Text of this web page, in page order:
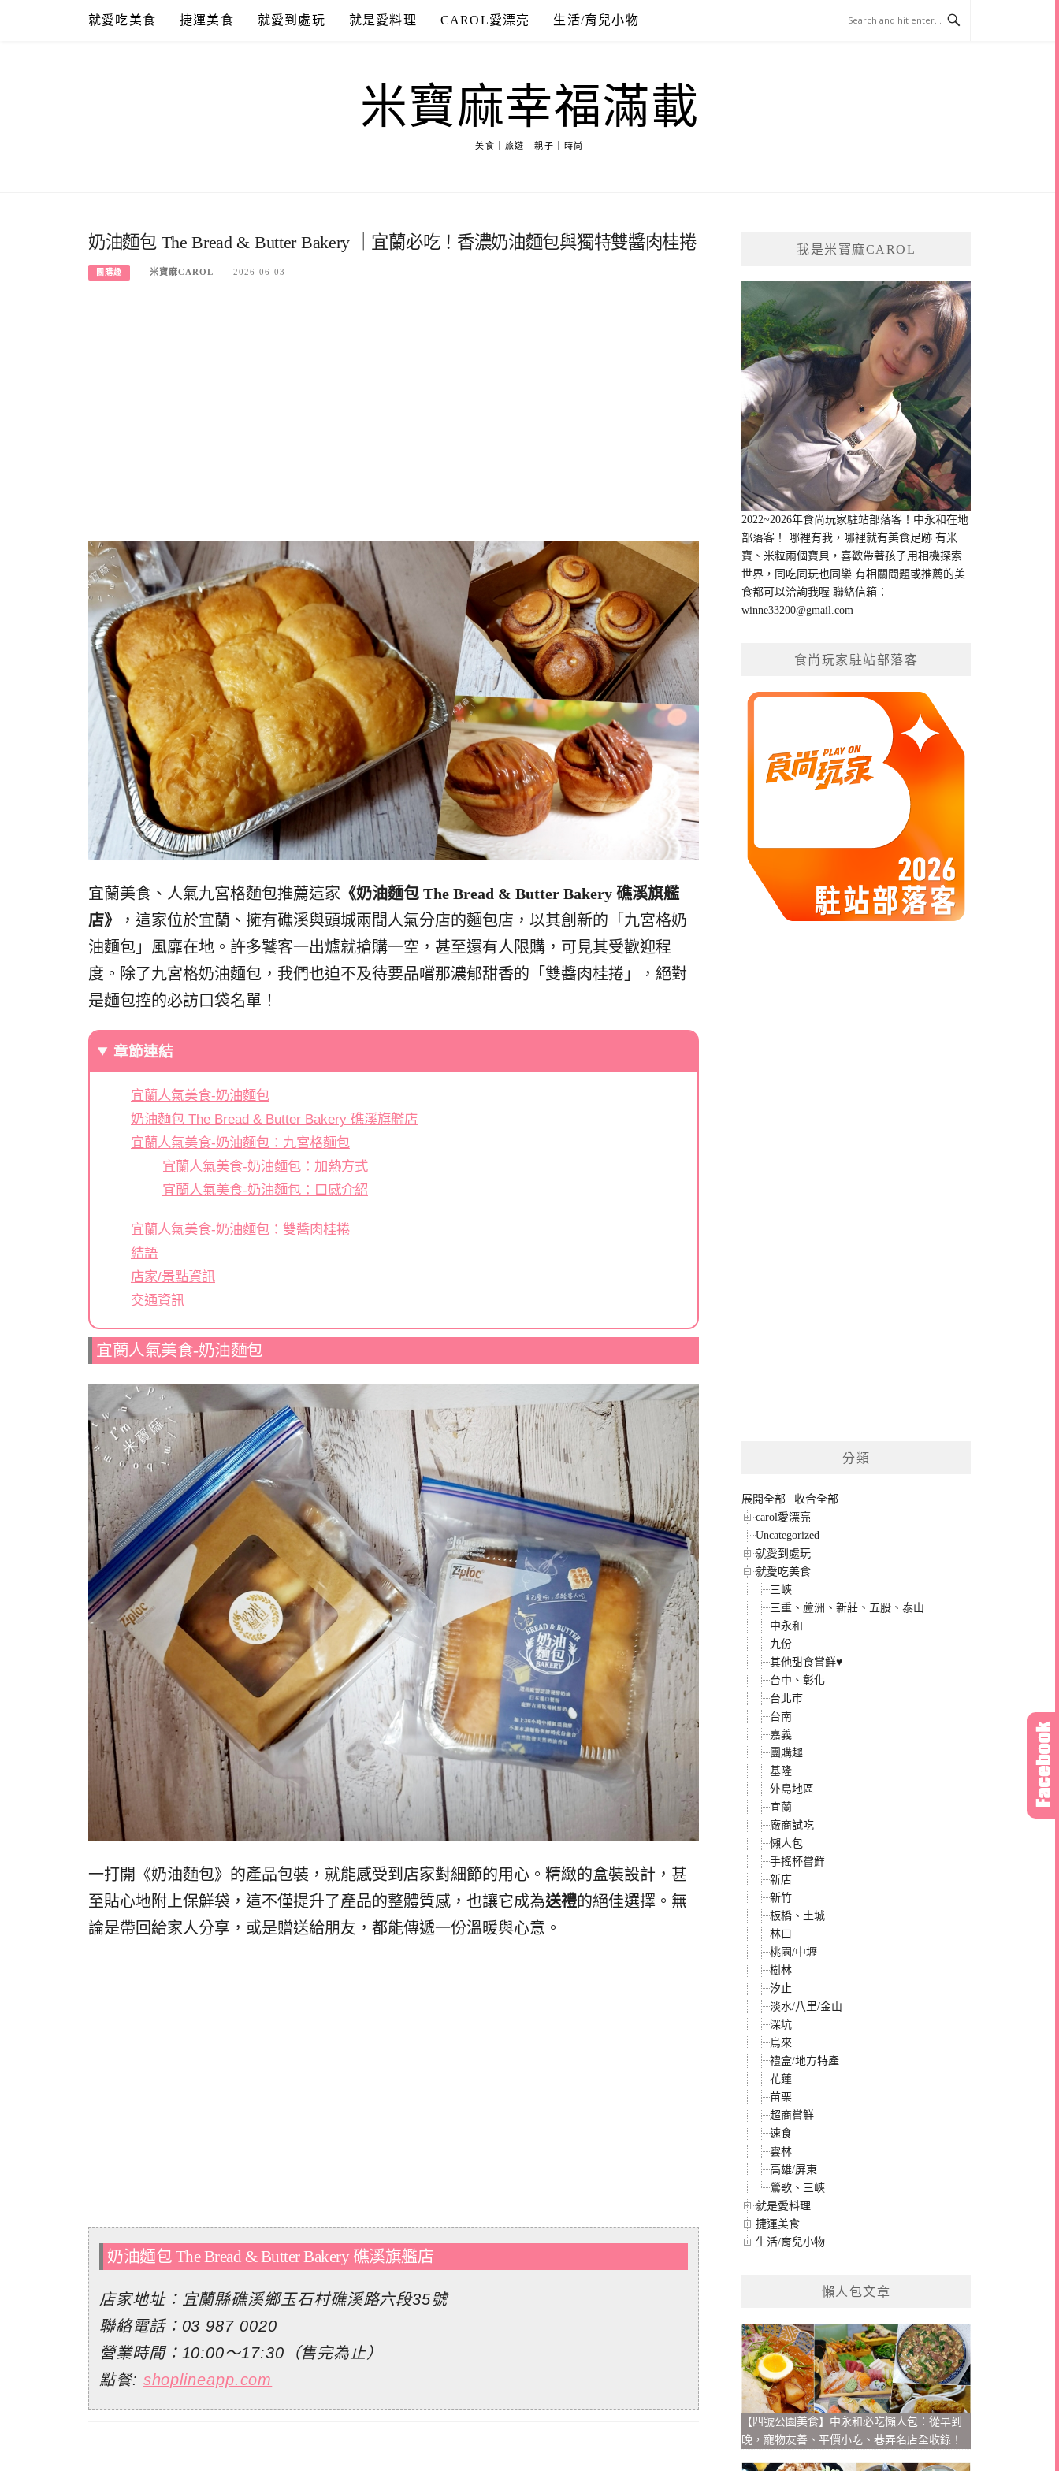
就愛吃美食 捷運美食 就愛到處玩 就是愛料理 CAROL愛漂亮 生活/育兒小物
米寶麻幸福滿載
美食｜旅遊｜親子｜時尚
奶油麵包 The Bread & Butter Bakery ｜宜蘭必吃！香濃奶油麵包與獨特雙醬肉桂捲
團購趣 米寶麻CAROL 2026-06-03
宜蘭美食、人氣九宮格麵包推薦這家 《奶油麵包 The Bread & Butter Bakery 礁溪旗艦
店》
，這家位於宜蘭、擁有礁溪與頭城兩間人氣分店的麵包店，以其創新的「九宮格奶
油麵包」風靡在地。許多饕客一出爐就搶購一空，甚至還有人限購，可見其受歡迎程
度。除了九宮格奶油麵包，我們也迫不及待要品嚐那濃郁甜香的「雙醬肉桂捲」，絕對
是麵包控的必訪口袋名單！
章節連結
宜蘭人氣美食-奶油麵包
奶油麵包 The Bread & Butter Bakery 礁溪旗艦店
宜蘭人氣美食-奶油麵包：九宮格麵包
宜蘭人氣美食-奶油麵包：加熱方式
宜蘭人氣美食-奶油麵包：口感介紹
宜蘭人氣美食-奶油麵包：雙醬肉桂捲
結語
店家/景點資訊
交通資訊
宜蘭人氣美食-奶油麵包
一打開《奶油麵包》的產品包裝，就能感受到店家對細節的用心。精緻的盒裝設計，甚
至貼心地附上保鮮袋，這不僅提升了產品的整體質感，也讓它成為送禮的絕佳選擇。無
論是帶回給家人分享，或是贈送給朋友，都能傳遞一份溫暖與心意。
奶油麵包 The Bread & Butter Bakery 礁溪旗艦店
店家地址：宜蘭縣礁溪鄉玉石村礁溪路六段35號
聯絡電話： 03 987 0020
營業時間：10:00～17:30（售完為止）
點餐: shoplineapp.com
我是米寶麻CAROL
2022~2026年食尚玩家駐站部落客！中永和在地
部落客！ 哪裡有我，哪裡就有美食足跡 有米
寶、米粒兩個寶貝，喜歡帶著孩子用相機探索
世界，同吃同玩也同樂 有相關問題或推薦的美
食都可以洽詢我喔 聯絡信箱：
winne33200@gmail.com
食尚玩家駐站部落客
分類
展開全部 | 收合全部
carol愛漂亮
Uncategorized
就愛到處玩
就愛吃美食
三峽
三重、蘆洲、新莊、五股、泰山
中永和
九份
其他甜食嘗鮮♥
台中、彰化
台北市
台南
嘉義
團購趣
基隆
外島地區
宜蘭
廠商試吃
懶人包
手搖杯嘗鮮
新店
新竹
板橋、土城
林口
桃園/中壢
樹林
汐止
淡水/八里/金山
深坑
烏來
禮盒/地方特產
花蓮
苗栗
超商嘗鮮
速食
雲林
高雄/屏東
鶯歌、三峽
就是愛料理
捷運美食
生活/育兒小物
懶人包文章
【四號公園美食】中永和必吃懶人包：從早到
晚，寵物友善、平價小吃、巷弄名店全收錄！